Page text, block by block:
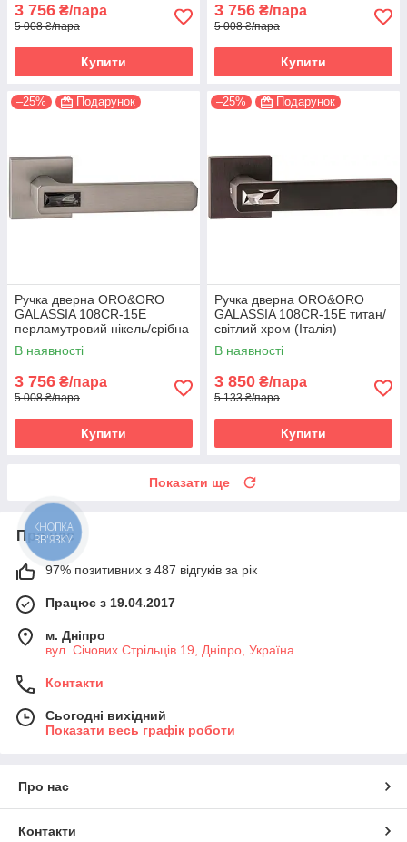
3 756 ₴/пара
5 008 ₴/пара
Купити
3 756 ₴/пара
5 008 ₴/пара
Купити
–25% Подарунок
Ручка дверна ORO&ORO
GALASSIA 108СR-15E
перламутровий нікель/срібна
ніч (Італія)
В наявності
3 756 ₴/пара
5 008 ₴/пара
Купити
–25% Подарунок
Ручка дверна ORO&ORO
GALASSIA 108СR-15E титан/
світлий хром (Італія)
В наявності
3 850 ₴/пара
5 133 ₴/пара
Купити
Показати ще
Про нас
97% позитивних з 487 відгуків за рік
Працює з 19.04.2017
м. Дніпро
вул. Січових Стрільців 19, Дніпро, Україна
Контакти
Сьогодні вихідний
Показати весь графік роботи
Про нас
Контакти
КНОПКА
ЗВ'ЯЗКУ